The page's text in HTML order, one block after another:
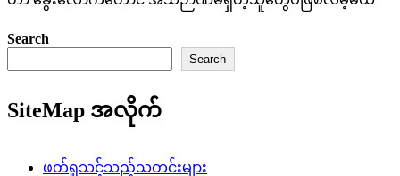
Search
Search
SiteMap အလိုက်
ဖတ်ရှုသင့်သည့်သတင်းများ